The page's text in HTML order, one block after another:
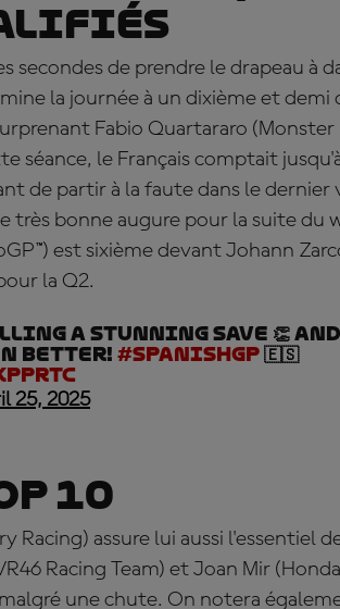
secondes de prendre le drapeau à
la journée à un dixième et demi
Fabio Quartararo (Monster
séance, le Français comptait
de partir à la faute dans le dernier
très bonne augure pour la suite du
est sixième devant Johann
la Q2.
a stunning save 👏
better! #SpanishGP🇪🇸
25, 2025
10
Racing) assure lui aussi l'essentiel
Racing Team) et Joan Mir
une chute. On notera